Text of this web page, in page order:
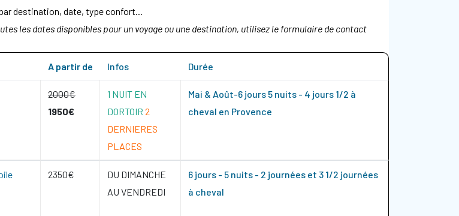
destination, date, type confort...
les dates disponibles pour un voyage ou une destination, utilisez le formulaire de contact
A partir de Infos Durée
2000€
1950€
1 NUIT EN
DORTOIR 2
DERNIERES
PLACES
Mai & Août-6 jours 5 nuits - 4 jours 1/2 à
cheval en Provence
2350€
DU DIMANCHE
AU VENDREDI
6 jours - 5 nuits - 2 journées et 3 1/2 journées
à cheval